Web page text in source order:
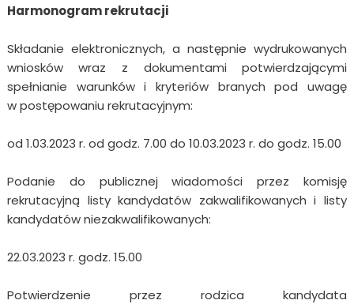
Harmonogram rekrutacji
Składanie elektronicznych, a następnie wydrukowanych
wniosków wraz z dokumentami potwierdzającymi
spełnianie warunków i kryteriów branych pod uwagę
w postępowaniu rekrutacyjnym:
od 1.03.2023 r. od godz. 7.00 do 10.03.2023 r. do godz. 15.00
Podanie do publicznej wiadomości przez komisję
rekrutacyjną listy kandydatów zakwalifikowanych i listy
kandydatów niezakwalifikowanych:
22.03.2023 r. godz. 15.00
Potwierdzenie przez rodzica kandydata